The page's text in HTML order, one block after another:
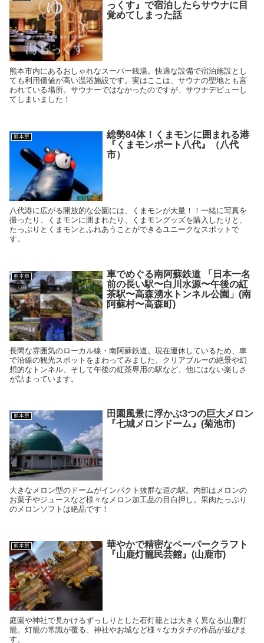
っくす』で宿泊したらサウナに目
覚めてしまった話
熊本市内にあるおしゃれなスーパー銭湯。快適な設備で宿泊施設とし
ても利用価値が高い温浴施設です。実はここは、サウナの聖地とも言
われている場所。サウナーではなかったのですが、サウナデビューし
てしまいました！
熊本県
総勢84体！くまモンに囲まれる港
『くまモンポート八代』（八代
市）
八代港に広がる開放的な公園には、くまモンが大量！！一緒に写真を
撮ったり、くまモンに囲まれたり、くまモングッズを購入したりと、
たっぷりとくまモンとふれあうことができるユニークなスポットで
す。
熊本県
車でめぐる南阿蘇鉄道 「日本一名
前の長い駅〜白川水源〜午後の紅
茶駅〜高森湧水トンネル公園」(南
阿蘇村〜高森町)
長閑な雰囲気のローカル線・南阿蘇鉄道。現在運休しているため、車
で沿線の観光スポットをまわってみました。クリアブルーの絶景や幻
想的なトンネル、そして午後の紅茶専用の駅など、他にはない楽しさ
が詰まっています。
熊本県
田園風景に浮かぶ3つの巨大メロン
『七城メロンドーム』(菊池市)
大きなメロン型のドームがインパクト抜群な道の駅。内部はメロンの
お菓子やジュースなど様々なメロン加工品の目白押し。果肉たっぷり
のメロンソフトは絶品です！
熊本県
華やかで精密なペーパークラフト
『山鹿灯籠民芸館』(山鹿市)
庭園や神社で見かけるずっしりとした石灯籠とは大きく異なる山鹿灯
籠。灯籠の常識が覆る、神社やお城など様々なカタチの作品が並びま
す。